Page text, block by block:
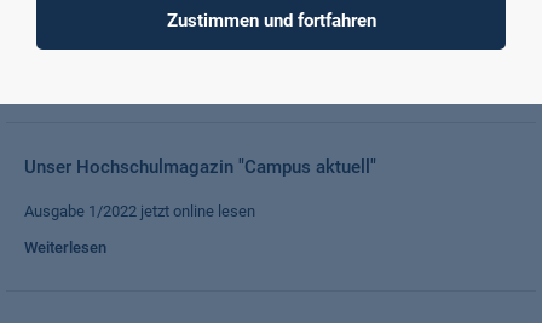
Erstes paneuropäisches Blended Intensive Programme an der TH
Aschaffenburg erfolgreich ausgerichtet
Unser Hochschulmagazin "Campus aktuell"
Ausgabe 1/2022 jetzt online lesen
Weiterlesen
Zustimmen und fortfahren